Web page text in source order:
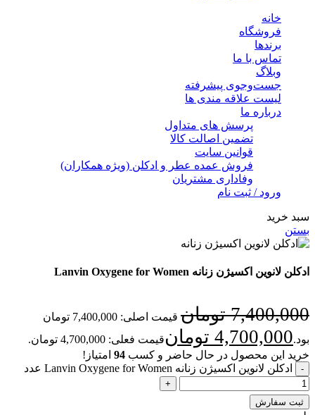
خانه
فروشگاه
برندها
تماس با ما
وبلاگ
جست‌وجوی پیشرفته
لیست علاقه مندی ها
درباره ما
پرسش های متداول
تضمین اصالت کالا
قوانین سایت
فروش عمده عطر و ادکلن (ویژه همکاران)
وفاداری مشتریان
ورود / ثبت نام
سبد خرید
بستن
ادکلن لانوین اکسیژن زنانه Lanvin Oxygene for Women
7,400,000 تومان
قیمت اصلی: 7,400,000 تومان
بود.4,700,000 تومانقیمت فعلی: 4,700,000 تومان.
خرید این محصول در حال حاضر و کسب 94 امتیاز!
ادکلن لانوین اکسیژن زنانه Lanvin Oxygene for Women عدد
ثبت سفارش